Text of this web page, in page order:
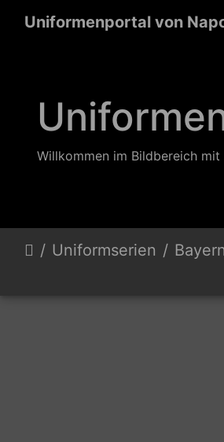
Uniformenportal von
Willkommen im Bildbereich
Uniformserien Bayern